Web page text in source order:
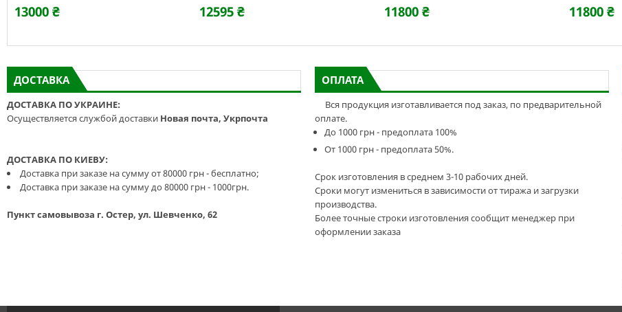
13000 ₴ 12595 ₴ 11800 ₴ 11800 ₴
ДОСТАВКА
ДОСТАВКА ПО УКРАИНЕ:
Осуществляется службой доставки Новая почта, Укрпочта
ДОСТАВКА ПО КИЕВУ:
Доставка при заказе на сумму от 80000 грн - бесплатно;
Доставка при заказе на сумму до 80000 грн - 1000грн.
Пункт самовывоза г. Остер, ул. Шевченко, 62
ОПЛАТА
Вся продукция изготавливается под заказ, по предварительной
оплате.
До 1000 грн - предоплата 100%
От 1000 грн - предоплата 50%.
Срок изготовления в среднем 3-10 рабочих дней.
Сроки могут измениться в зависимости от тиража и загрузки
производства.
Более точные строки изготовления сообщит менеджер при
оформлении заказа